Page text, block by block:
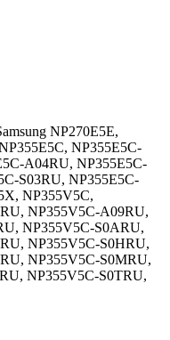
NP270E5E,
NP355E5C-
A04RU, NP355E5C-
S03RU, NP355E5C-
NP355V5C,
NP355V5C-A09RU,
NP355V5C-S0ARU,
NP355V5C-S0HRU,
NP355V5C-S0MRU,
NP355V5C-S0TRU,